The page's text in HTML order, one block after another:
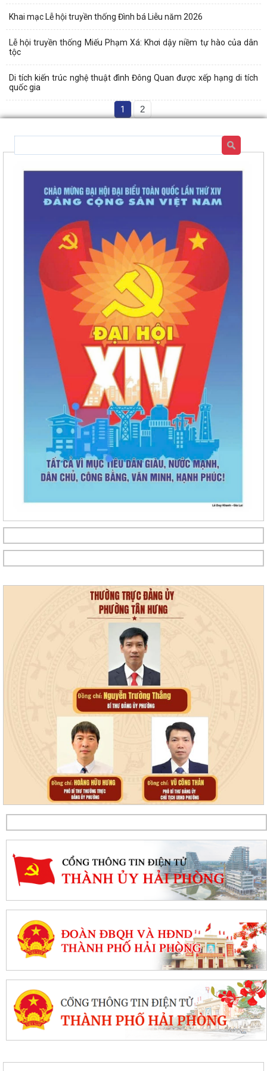
Khai mạc Lễ hội truyền thống Đình bá Liễu năm 2026
Lễ hội truyền thống Miếu Phạm Xá: Khơi dậy niềm tự hào của dân
tộc
Di tích kiến trúc nghệ thuật đình Đông Quan được xếp hạng di tích
quốc gia
1 2